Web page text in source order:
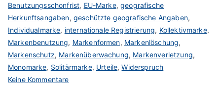
Benutzungsschonfrist, EU-Marke,geografische
Herkunftsangaben, geschützte geografische Angaben,
Individualmarke, internationale Registrierung, Kollektivmarke,
Markenbenutzung, Markenformen, Markenlöschung,
Markenschutz, Markenüberwachung, Markenverletzung,
Monomarke, Solitärmarke, Urteile,Widerspruch
Keine Kommentarezu